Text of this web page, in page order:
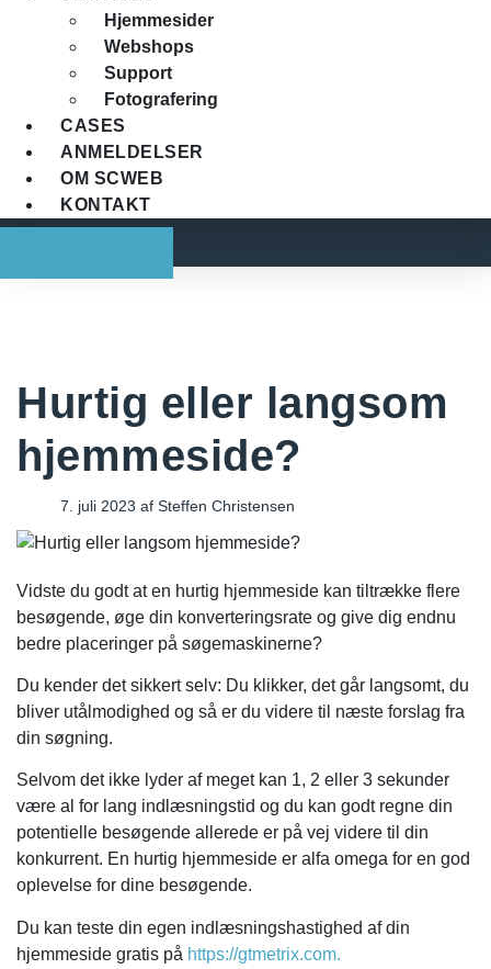
Hjemmesider
Webshops
Support
Fotografering
CASES
ANMELDELSER
OM SCWEB
KONTAKT
Hurtig eller langsom
hjemmeside?
7. juli 2023 af Steffen Christensen
Vidste du godt at en hurtig hjemmeside kan tiltrække flere
besøgende, øge din konverteringsrate og give dig endnu
bedre placeringer på søgemaskinerne?
Du kender det sikkert selv: Du klikker, det går langsomt, du
bliver utålmodighed og så er du videre til næste forslag fra
din søgning.
Selvom det ikke lyder af meget kan 1, 2 eller 3 sekunder
være al for lang indlæsningstid og du kan godt regne din
potentielle besøgende allerede er på vej videre til din
konkurrent. En hurtig hjemmeside er alfa omega for en god
oplevelse for dine besøgende.
Du kan teste din egen indlæsningshastighed af din
hjemmeside gratis på https://gtmetrix.com.